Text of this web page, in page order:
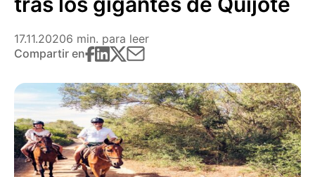
17.11.20206 min. para leer
Compartir en